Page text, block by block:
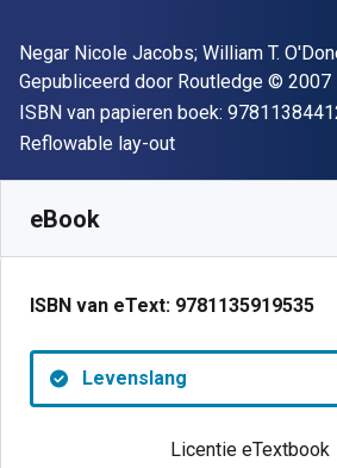
Auteur(s)
Negar Nicole Jacobs; William T.
Uitgever
Gepubliceerd door Routledge Copyright
© 2007
ISBN van papieren boek:
Indeling
Reflowable lay-out
eBook
ISBN van eText: 9781135919535
Levenslang
Licentie eTextbook